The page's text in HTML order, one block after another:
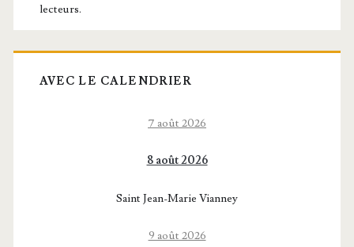
lecteurs.
AVEC LE CALENDRIER
7 août 2026
8 août 2026
Saint Jean-Marie Vianney
9 août 2026